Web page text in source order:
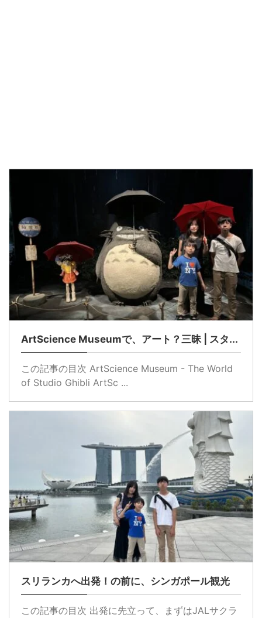
ArtScience Museumで、アート？三昧 | スタ...
この記事の目次 ArtScience Museum - The World
of Studio Ghibli ArtSc ...
スリランカへ出発！の前に、シンガポール観光
この記事の目次 出発に先立って、まずはJALサクラ